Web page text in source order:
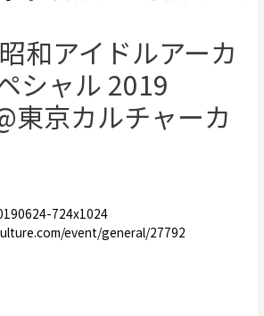
和アイドルアーカ
シャル 2019
東京カルチャーカ
event/general/27792